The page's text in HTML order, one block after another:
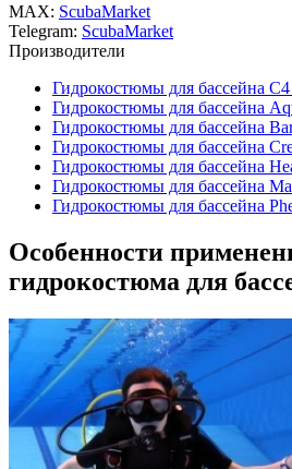
MAX: ScubaMarket
Telegram: ScubaMarket
Производители
Гидрокостюмы для бассейна
Гидрокостюмы для бассейна
Гидрокостюмы для бассейна
Гидрокостюмы для бассейна
Гидрокостюмы для бассейна
Гидрокостюмы для бассейна
Гидрокостюмы для бассейна
Особенности
гидрокостюма для